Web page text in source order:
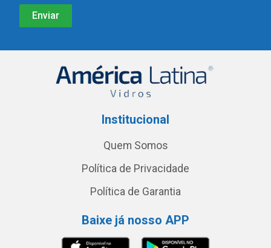
Institucional
Quem Somos
Política de Privacidade
Política de Garantia
Baixe já nosso APP